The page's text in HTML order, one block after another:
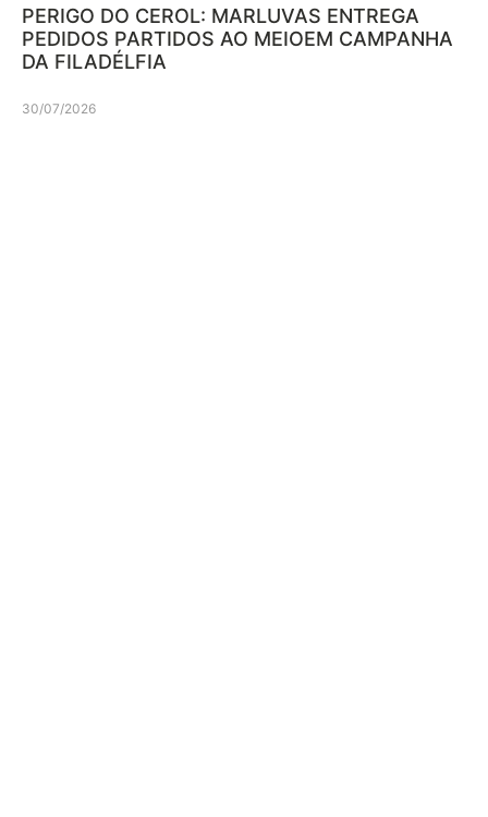
PERIGO DO CEROL: MARLUVAS ENTREGA
PEDIDOS PARTIDOS AO MEIOEM CAMPANHA
DA FILADÉLFIA
30/07/2026